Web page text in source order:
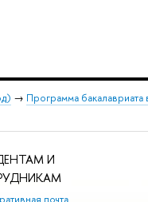
→ Программа
И